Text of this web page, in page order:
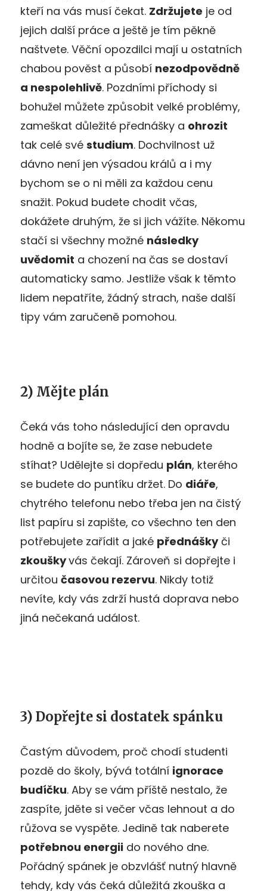
kteří na vás musí čekat. Zdržujete je od
jejich další práce a ještě je tím pěkně
naštvete. Věční opozdilci mají u ostatních
chabou pověst a působí nezodpovědně
a nespolehlivě. Pozdními příchody si
bohužel můžete způsobit velké problémy,
zameškat důležité přednášky a ohrozit
tak celé své studium. Dochvilnost už
dávno není jen výsadou králů a i my
bychom se o ni měli za každou cenu
snažit. Pokud budete chodit včas,
dokážete druhým, že si jich vážíte. Někomu
stačí si všechny možné následky
uvědomit a chození na čas se dostaví
automaticky samo. Jestliže však k těmto
lidem nepatříte, žádný strach, naše další
tipy vám zaručeně pomohou.
2) Mějte plán
Čeká vás toho následující den opravdu
hodně a bojíte se, že zase nebudete
stíhat? Udělejte si dopředu plán, kterého
se budete do puntíku držet. Do diáře,
chytrého telefonu nebo třeba jen na čistý
list papíru si zapište, co všechno ten den
potřebujete zařídit a jaké přednáškyči
zkouškyvás čekají. Zároveň si dopřejte i
určitou časovou rezervu. Nikdy totiž
nevíte, kdy vás zdrží hustá doprava nebo
jiná nečekaná událost.
3) Dopřejte si dostatek spánku
Častým důvodem, proč chodí studenti
pozdě do školy, bývá totální ignorace
budíčku. Aby se vám příště nestalo, že
zaspíte, jděte si večer včas lehnout a do
růžova se vyspěte. Jedině tak naberete
potřebnou energii do nového dne.
Pořádný spánek je obzvlášť nutný hlavně
tehdy, kdy vás čeká důležitá zkouška a